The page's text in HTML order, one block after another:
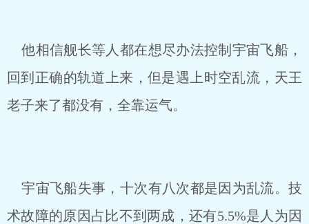
他相信舰长等人都在想尽办法控制宇宙飞船，
回到正确的轨道上来，但是遇上时空乱流，天王
老子来了都没有，全靠运气。
宇宙飞船失事，十次有八次都是因为乱流。技
术故障的原因占比不到两成，还有5.5%是人为因